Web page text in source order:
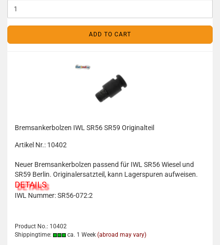
ADD TO CART
Bremsankerbolzen IWL SR56 SR59 Originalteil
Artikel Nr.: 10402
Neuer Bremsankerbolzen passend für IWL SR56 Wiesel und
SR59 Berlin. Originalersatzteil, kann Lagerspuren aufweisen.
DETAILS
IWL Nummer:SR56-072:2
Product No.: 10402
Shippingtime:
ca. 1 Week (abroad may vary)